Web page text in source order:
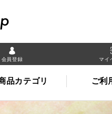
会員登録 マイ
品カテゴリ ご利